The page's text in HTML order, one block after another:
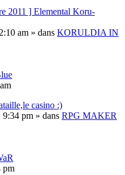
2011 ] Elemental Koru-
am » dans KORULDIA IN
casino :)
pm » dans RPG MAKER
pm